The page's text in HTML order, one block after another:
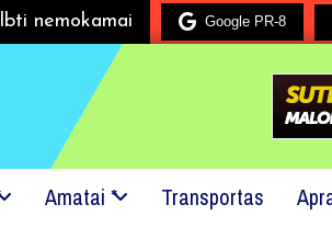
24x7 pagalba! Kreipkitės į mus,
nemokamai Google PR-8
Amatai * Transportas